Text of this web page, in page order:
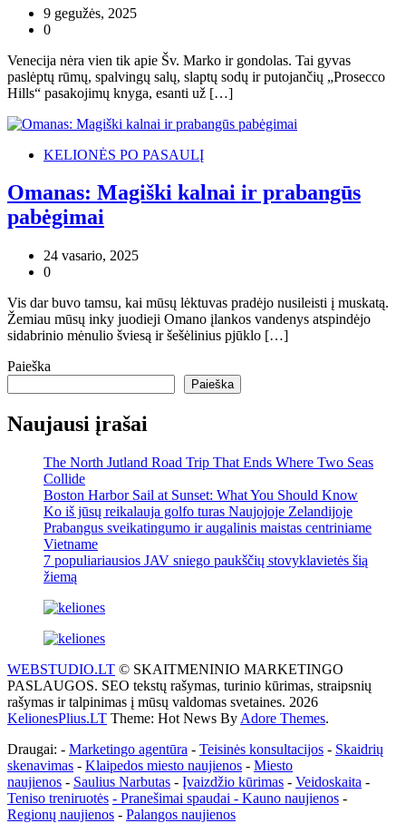
9 gegužės, 2025
0
Venecija nėra vien tik apie Šv. Marko ir gondolas. Tai gyvas
paslėptų rūmų, spalvingų salų, slaptų sodų ir putojančių „Prosecco
Hills“ pasakojimų knyga, esanti už […]
KELIONĖS PO PASAULĮ
Omanas: Magiški kalnai ir prabangūs
pabėgimai
24 vasario, 2025
0
Vis dar buvo tamsu, kai mūsų lėktuvas pradėjo nusileisti į muskatą.
Žemiau mūsų inky juodieji Omano įlankos vandenys atspindėjo
sidabrinio mėnulio šviesą ir šešėlinius pjūklo […]
Paieška
Paieška
Naujausi įrašai
The North Jutland Road Trip That Ends Where Two Seas
Collide
Boston Harbor Sail at Sunset: What You Should Know
Ko iš jūsų reikalauja golfo turas Naujojoje Zelandijoje
Prabangus sveikatingumo ir augalinis maistas centriniame
Vietname
7 populiariausios JAV sniego paukščių stovyklavietės šią
žiemą
WEBSTUDIO.LT © SKAITMENINIO MARKETINGO
PASLAUGOS. SEO tekstų rašymas, turinio kūrimas, straipsnių
rašymas ir talpinimas į mūsų valdomas svetaines. 2026
KelionesPlius.LT Theme: Hot News By Adore Themes.
Draugai: - Marketingo agentūra - Teisinės konsultacijos - Skaidrių
skenavimas - Klaipedos miesto naujienos - Miesto
naujienos - Saulius Narbutas - Įvaizdžio kūrimas - Veidoskaita -
Teniso treniruotės - Pranešimai spaudai - Kauno naujienos -
Regionų naujienos - Palangos naujienos